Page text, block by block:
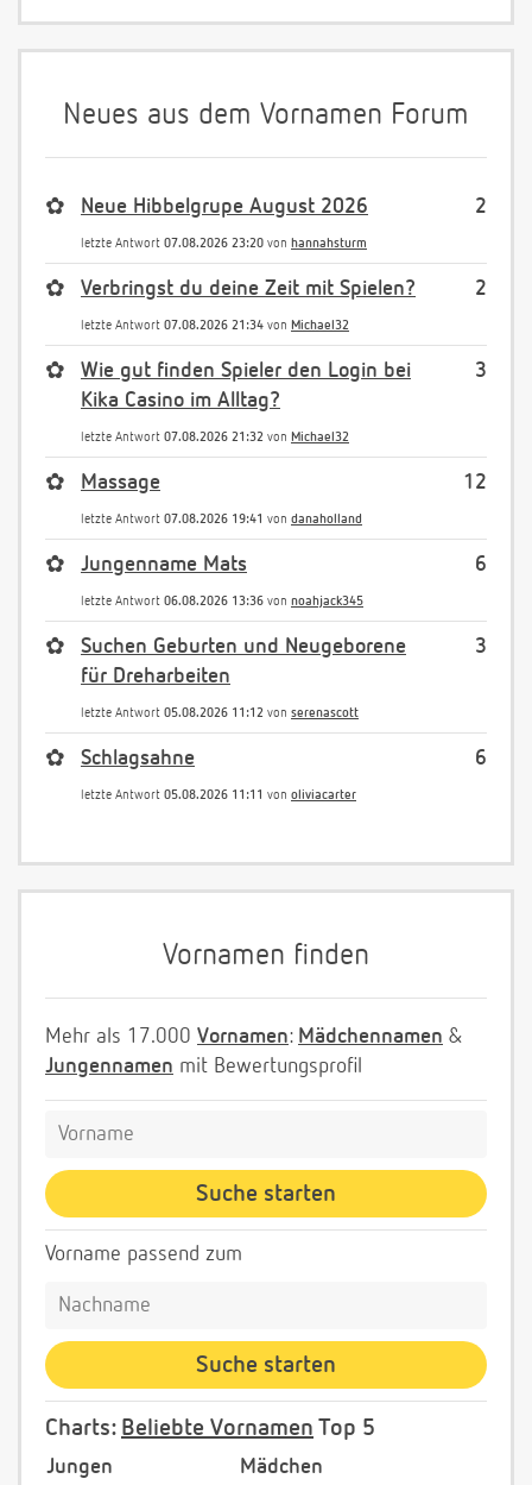
Neues aus dem Vornamen Forum
2
✿ Neue Hibbelgrupe August 2026
letzte Antwort 07.08.2026 23:20 von hannahsturm
2
✿ Verbringst du deine Zeit mit Spielen?
letzte Antwort 07.08.2026 21:34 von Michael32
3
✿
Wie gut finden Spieler den Login bei
Kika Casino im Alltag?
letzte Antwort 07.08.2026 21:32 von Michael32
12
✿ Massage
letzte Antwort 07.08.2026 19:41 von danaholland
6
✿ Jungenname Mats
letzte Antwort 06.08.2026 13:36 von noahjack345
3
✿
Suchen Geburten und Neugeborene
für Dreharbeiten
letzte Antwort 05.08.2026 11:12 von serenascott
6
✿ Schlagsahne
letzte Antwort 05.08.2026 11:11 von oliviacarter
Vornamen finden
Mehr als 17.000 Vornamen: Mädchennamen &
Jungennamen mit Bewertungsprofil
Vorname passend zum
Charts: Beliebte Vornamen Top 5
Jungen Mädchen